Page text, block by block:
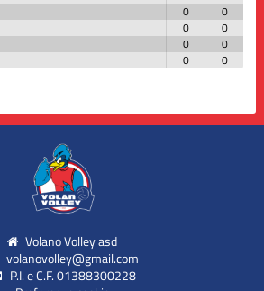
0
0
0
0
0
0
0 0
Volano Volley asd
volanovolley@gmail.com
P.I. e C.F. 01388300228